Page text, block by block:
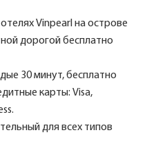
Vinpearl на острове
дорогой бесплатно
30 минут, бесплатно
карты: Visa,
для всех типов